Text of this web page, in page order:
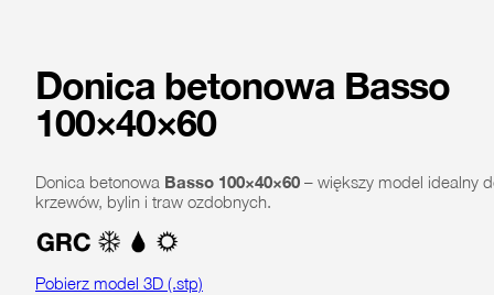
Donica betonowa Basso
100×40×60
Donica betonowa Basso 100×40×60 – większy model idealny
krzewów, bylin i traw ozdobnych.
Pobierz model 3D (.stp)